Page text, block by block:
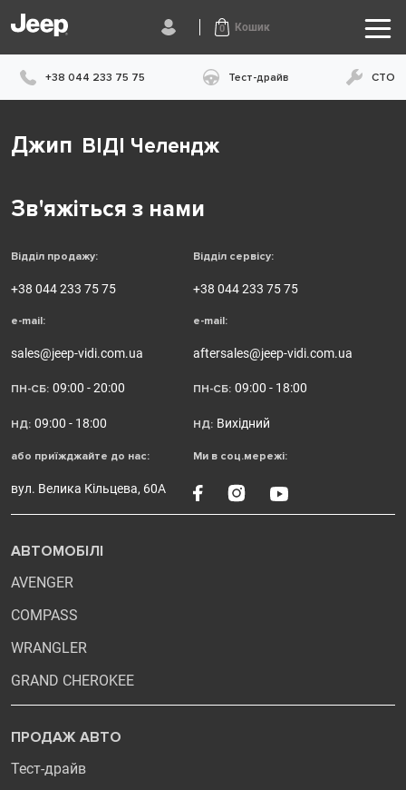
0 Кошик
+38 044 233 75 75 Тест-драйв СТО
Джип ВІДІ Челендж
Зв'яжіться з нами
Відділ продажу:
+38 044 233 75 75
e-mail:
sales@jeep-vidi.com.ua
ПН-СБ: 09:00 - 20:00
НД: 09:00 - 18:00
або приїжджайте до нас:
вул. Велика Кільцева, 60А
Відділ сервісу:
+38 044 233 75 75
e-mail:
aftersales@jeep-vidi.com.ua
ПН-СБ: 09:00 - 18:00
НД: Вихідний
Ми в соц.мережі:
АВТОМОБІЛІ
AVENGER
COMPASS
WRANGLER
GRAND CHEROKEE
ПРОДАЖ АВТО
Тест-драйв